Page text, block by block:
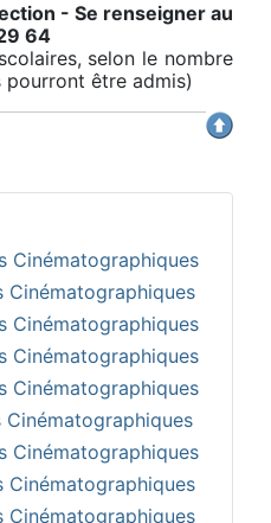
- Se renseigner au
64
selon le nombre
être admis)
Cinématographiques
Cinématographiques
Cinématographiques
Cinématographiques
Cinématographiques
Cinématographiques
Cinématographiques
Cinématographiques
Cinématographiques